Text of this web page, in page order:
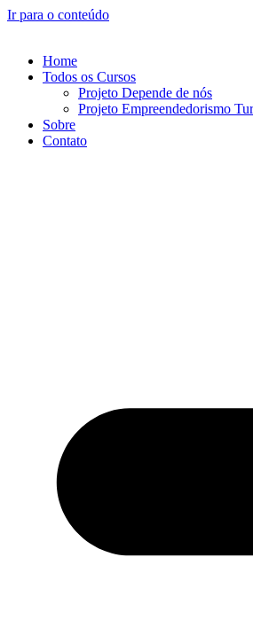
Ir para o conteúdo
Home
Todos os Cursos
Projeto Depende de nós
Projeto Empreendedorismo
Sobre
Contato